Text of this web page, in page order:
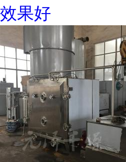
效果好